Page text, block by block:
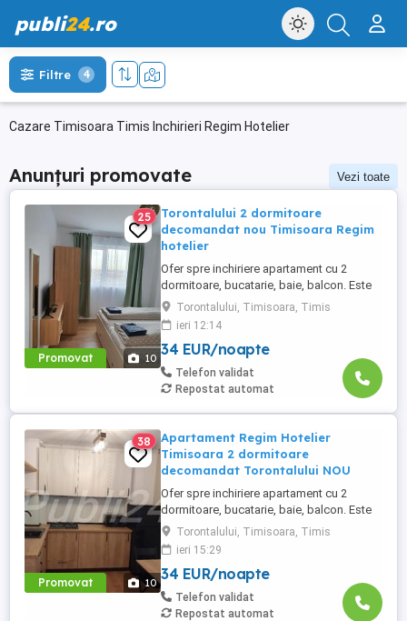
publi24.ro
Cazare Timisoara Timis Inchirieri Regim Hotelier
Filtre 4
Anunțuri promovate Vezi toate
Promovat 10
25
Torontalului 2 dormitoare
decomandat nou Timisoara Regim
hotelier
Ofer spre inchiriere apartament cu 2
dormitoare, bucatarie, baie, balcon. Este
complet utilat si mobilat nou, clima,
internet, tv, video interfon masina de
spalat haine, lenjerii, prosoape,
consumabile. In incinta complexului de
apartamente se afla un supermarket si loc
de joaca pentru copii. Apartamentul ...
Torontalului, Timisoara, Timis
ieri 12:14
34 EUR/noapte
Telefon validat
Repostat automat
Promovat 10
38
Apartament Regim Hotelier
Timisoara 2 dormitoare
decomandat Torontalului NOU
Ofer spre inchiriere apartament cu 2
dormitoare, bucatarie, baie, balcon. Este
complet utilat si mobilat nou, clima,
internet, tv, video interfon masina de
spalat haine, lenjerii, prosoape,
consumabile. In incinta complexului de
apartamente se afla un supermarket si loc
de joaca pentru copii. Apartamentul ...
Torontalului, Timisoara, Timis
ieri 15:29
34 EUR/noapte
Telefon validat
Repostat automat